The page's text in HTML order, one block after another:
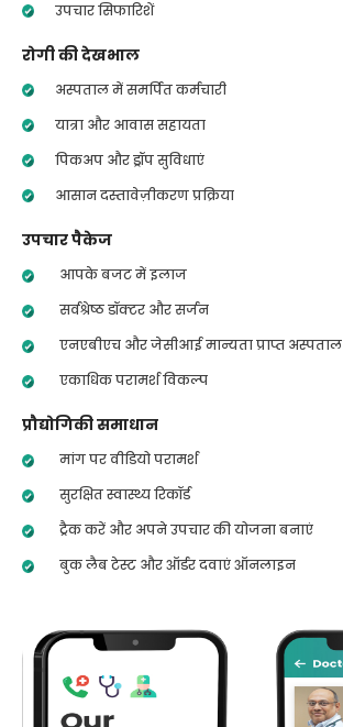
उपचार सिफारिशें
रोगी की देखभाल
अस्पताल में समर्पित कर्मचारी
यात्रा और आवास सहायता
पिकअप और ड्रॉप सुविधाएं
आसान दस्तावेज़ीकरण प्रक्रिया
उपचार पैकेज
आपके बजट में इलाज
सर्वश्रेष्ठ डॉक्टर और सर्जन
एनएबीएच और जेसीआई मान्यता प्राप्त अस्पताल
एकाधिक परामर्श विकल्प
प्रौद्योगिकी समाधान
मांग पर वीडियो परामर्श
सुरक्षित स्वास्थ्य रिकॉर्ड
ट्रैक करें और अपने उपचार की योजना बनाएं
बुक लैब टेस्ट और ऑर्डर दवाएं ऑनलाइन